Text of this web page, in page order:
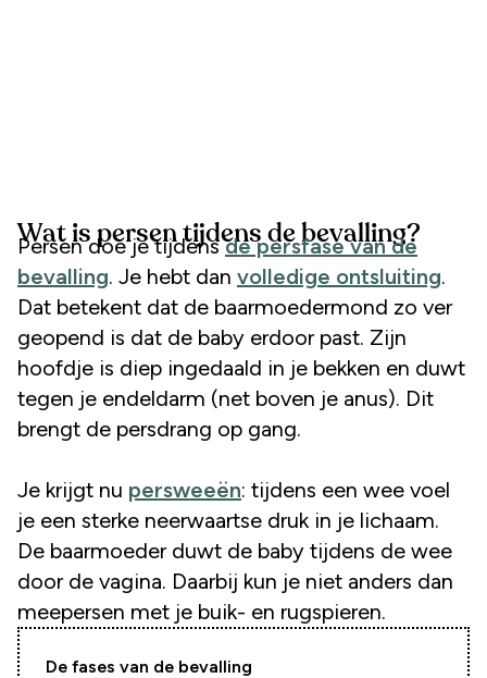
Wat is persen tijdens de bevalling?
Persen doe je tijdensde persfase van de
bevalling. Je hebt dan volledige ontsluiting.
Dat betekent dat de baarmoedermond zo ver
geopend is dat de baby erdoor past. Zijn
hoofdje is diep ingedaald in je bekken en duwt
tegen je endeldarm (net boven je anus). Dit
brengt de persdrang op gang.
Je krijgt nu persweeën: tijdens een wee voel
je een sterke neerwaartse druk in je lichaam.
De baarmoeder duwt de baby tijdens de wee
door de vagina. Daarbij kun je niet anders dan
meepersen met je buik- en rugspieren.
De fases van de bevalling